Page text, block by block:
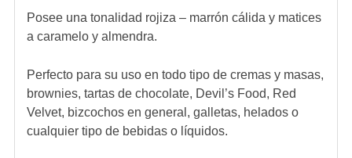
Posee una tonalidad rojiza – marrón cálida y matices
a caramelo y almendra.
Perfecto para su uso en todo tipo de cremas y masas,
brownies, tartas de chocolate, Devil’s Food, Red
Velvet, bizcochos en general, galletas, helados o
cualquier tipo de bebidas o líquidos.